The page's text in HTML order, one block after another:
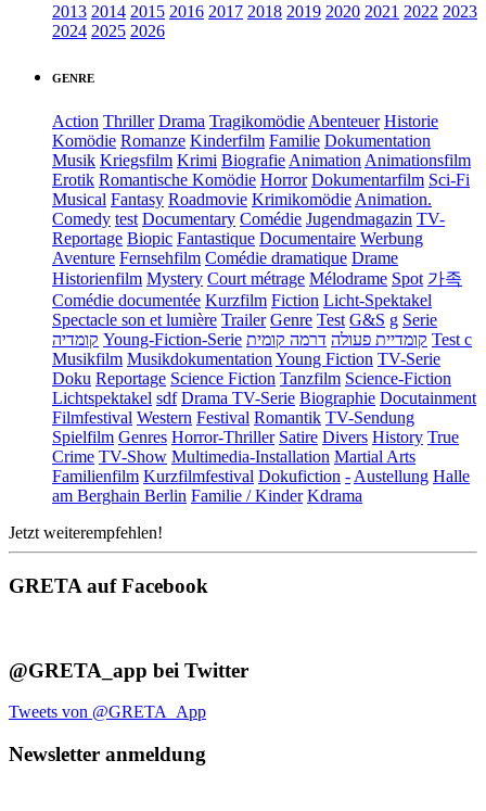
2013 2014 2015 2016 2017 2018 2019 2020 2021 2022 2023
2024 2025 2026
GENRE
Action Thriller Drama TragikomödieAbenteuer Historie
Komödie Romanze Kinderfilm Familie Dokumentation
Musik Kriegsfilm Krimi BiografieAnimationAnimationsfilm
Erotik Romantische Komödie Horror Dokumentarfilm Sci-Fi
Musical Fantasy Roadmovie KrimikomödieAnimation.
Comedy test Documentary Comédie Jugendmagazin TV-
Reportage Biopic Fantastique Documentaire Werbung
Aventure Fernsehfilm Comédie dramatique Drame
Historienfilm Mystery Court métrage Mélodrame Spot 가족
Comédie documentée Kurzfilm Fiction Licht-Spektakel
Spectacle son et lumière Trailer Genre Test G&S g Serie
קומדיה Young-Fiction-Serie קומדיית פעולה דרמה קומית
Test c
Musikfilm MusikdokumentationYoung Fiction TV-Serie
Doku Reportage Science Fiction Tanzfilm Science-Fiction
Lichtspektakel sdf Drama TV-Serie Biographie Docutainment
Filmfestival Western Festival Romantik TV-Sendung
Spielfilm Genres Horror-Thriller Satire Divers History True
Crime TV-Show Multimedia-Installation Martial Arts
Familienfilm Kurzfilmfestival Dokufiction -Austellung Halle
am Berghain Berlin Familie / Kinder Kdrama
Jetzt weiterempfehlen!
GRETA auf Facebook
@GRETA_app bei Twitter
Tweets von @GRETA_App
Newsletter anmeldung